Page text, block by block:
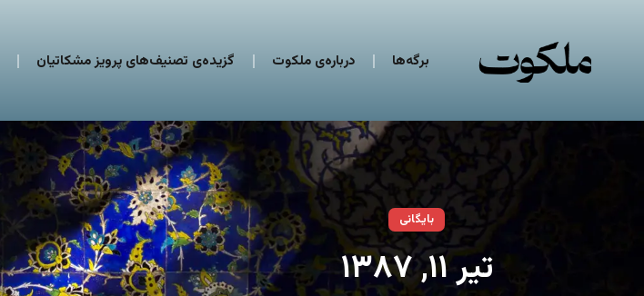
برگه‌ها درباره‌ی ملکوت گزیده‌ی تصنیف‌های پرویز مشکاتیان
بایگانی
تیر ۱۱, ۱۳۸۷